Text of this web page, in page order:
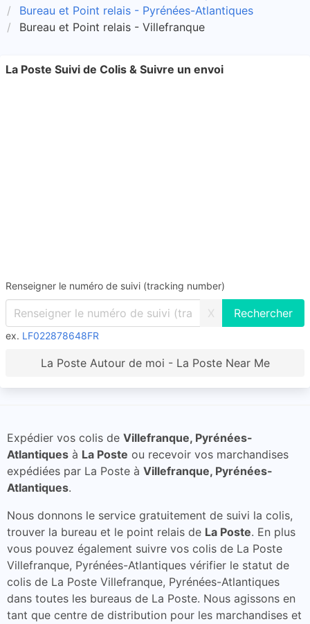
Bureau et Point relais - Pyrénées-Atlantiques
Bureau et Point relais - Villefranque
La Poste Suivi de Colis & Suivre un envoi
Renseigner le numéro de suivi (tracking number)
X
ex. LF022878648FR
La Poste Autour de moi - La Poste Near Me
Expédier vos colis de Villefranque, Pyrénées-
Atlantiques à La Poste ou recevoir vos marchandises
expédiées par La Poste à Villefranque, Pyrénées-
Atlantiques.
Nous donnons le service gratuitement de suivi la colis,
trouver la bureau et le point relais de La Poste. En plus
vous pouvez également suivre vos colis de La Poste
Villefranque, Pyrénées-Atlantiques vérifier le statut de
colis de La Poste Villefranque, Pyrénées-Atlantiques
dans toutes les bureaus de La Poste. Nous agissons en
tant que centre de distribution pour les marchandises et